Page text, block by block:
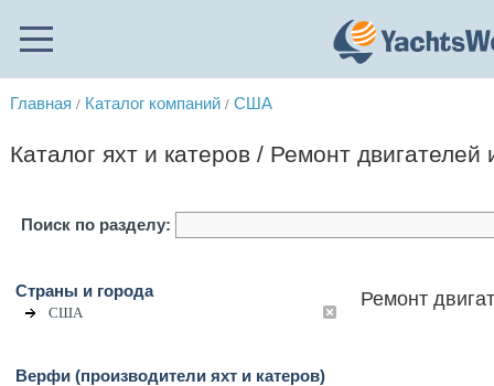
Главная / Каталог компаний / США
Каталог яхт и катеров / Ремонт
Поиск по разделу:
Страны и города
США
Верфи (производители яхт и катеров)
Ремонт